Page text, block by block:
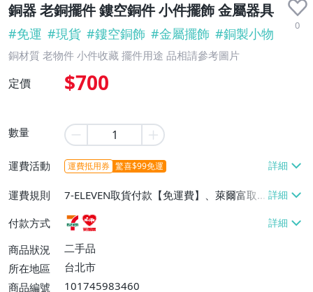
銅器 老銅擺件 鏤空銅件 小件擺飾 金屬器具
0
#免運 #現貨 #鏤空銅飾 #金屬擺飾 #銅製小物
銅材質 老物件 小件收藏 擺件用途 品相請參考圖片
定價 $700
數量
運費活動 運費抵用券 驚喜$99免運
運費規則
7-ELEVEN取貨付款【免運費】、萊爾富取
貨付款【免運費】
付款方式
商品狀況
二手品
所在地區
台北市
商品編號
101745983460